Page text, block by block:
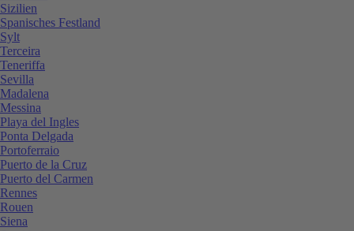
Sizilien
Spanisches Festland
Sylt
Terceira
Teneriffa
Sevilla
Madalena
Messina
Playa del Ingles
Ponta Delgada
Portoferraio
Puerto de la Cruz
Puerto del Carmen
Rennes
Rouen
Siena